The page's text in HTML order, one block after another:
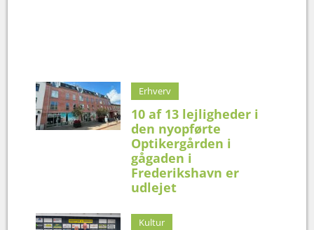
Erhverv
10 af 13 lejligheder i
den nyopførte
Optikergården i
gågaden i
Frederikshavn er
udlejet
Kultur